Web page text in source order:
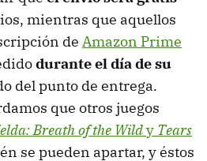
mientras que aquellos
de Amazon Prime
durante el día de su
del punto de entrega.
que otros juegos
Breath of the Wildy Tears
se pueden apartar, y éstos